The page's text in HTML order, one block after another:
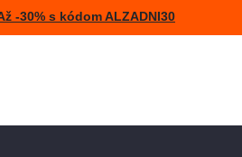
-30% s kódom ALZADNI30